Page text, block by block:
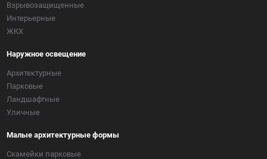
Взрывозащищенные
Интерьерные
ЖКХ
Наружное освещение
Архитектурные
Парковые
Ландшафтные
Уличные
Малые архитектурные формы
Скамейки парковые